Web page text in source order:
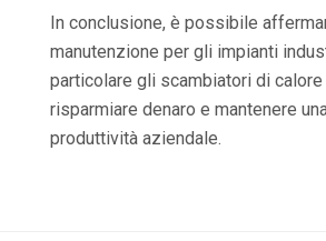
In conclusione, è possibile
manutenzione per gli impianti
particolare gli scambiatori di
risparmiare denaro e mantenere
produttività aziendale.